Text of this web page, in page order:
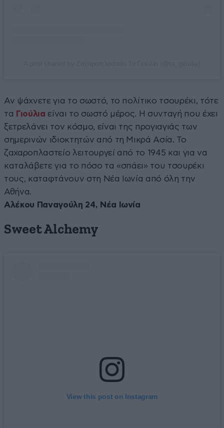
Αν ψάχνετε για το σωστό, το πολίτικο τσουρέκι, τότε
τα Γιούλια είναι το σωστό μέρος. Η συνταγή που έχει
ξετρελάνει τον κόσμο, είναι της προγιαγιάς των
σημερινών ιδιοκτητών από τη Μικρά Ασία. Το
ζαχαροπλαστείο λειτουργεί από το 1945 και για να
καταλάβετε για το πόσο τα «σπάει» του τσουρέκι
τους, καταφτάνουν στη Νέα Ιωνία από όλη την
Αθήνα.
Αλέκου Παναγούλη 24, Νέα Ιωνία
Sweet Alchemy
View this post on Instagram